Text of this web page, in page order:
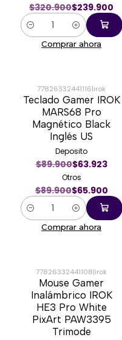
$320.900$239.900
Cantidad
Comprar ahora
-27%
77826332441116|irok
Teclado Gamer IROK
MARS68 Pro
Magnético Black
Inglés US
Deposito
$89.900$63.923
Otros
$89.900$65.900
Cantidad
Comprar ahora
-54%
77826332441108|irok
Mouse Gamer
Inalámbrico IROK
HE3 Pro White
PixArt PAW3395
Trimode